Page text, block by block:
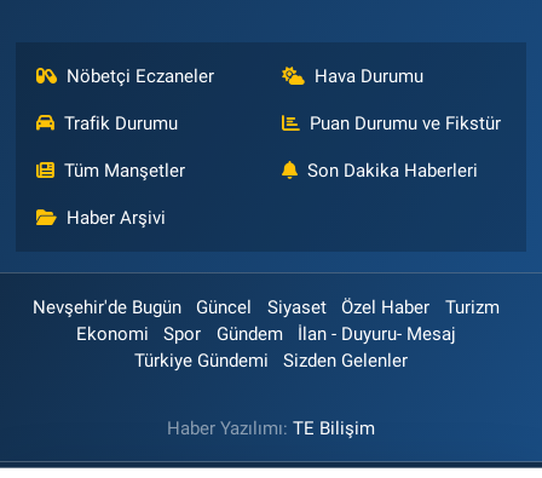
Nöbetçi Eczaneler Hava Durumu
Trafik Durumu Puan Durumu ve Fikstür
Tüm Manşetler Son Dakika Haberleri
Haber Arşivi
Nevşehir'de Bugün Güncel Siyaset Özel Haber
Turizm
Ekonomi
Spor Gündem
İlan - Duyuru- Mesaj
Türkiye Gündemi
Sizden Gelenler
Haber Yazılımı: TE Bilişim